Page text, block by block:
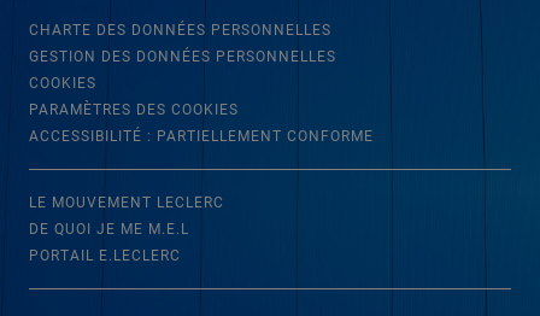
CHARTE DES DONNÉES PERSONNELLES
GESTION DES DONNÉES PERSONNELLES
COOKIES
PARAMÈTRES DES COOKIES
ACCESSIBILITÉ : PARTIELLEMENT CONFORME
LE MOUVEMENT LECLERC
DE QUOI JE ME M.E.L
PORTAIL E.LECLERC